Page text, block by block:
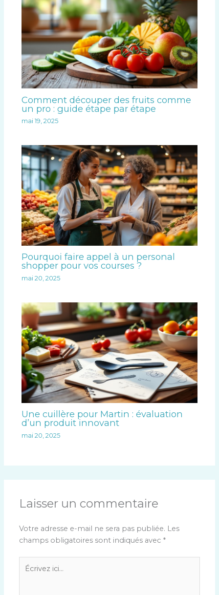
Comment découper des fruits comme
un pro : guide étape par étape
mai 19, 2025
Pourquoi faire appel à un personal
shopper pour vos courses ?
mai 20, 2025
Une cuillère pour Martin : évaluation
d’un produit innovant
mai 20, 2025
Laisser un commentaire
Votre adresse e-mail ne sera pas publiée. Les
champs obligatoires sont indiqués avec *
Écrivez
ici…